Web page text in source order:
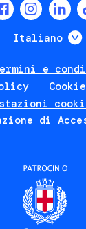
Italiano
e
di